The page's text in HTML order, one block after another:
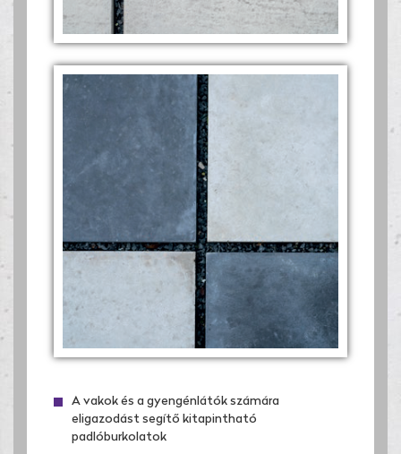
A vakok és a gyengénlátók számára
eligazodást segítő kitapintható
padlóburkolatok